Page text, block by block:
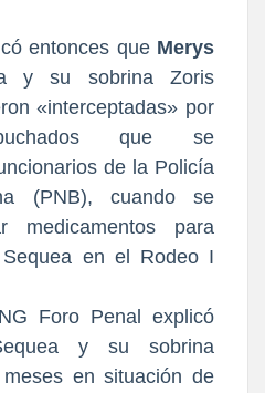
entonces que Merys
y su sobrina Zoris
«interceptadas» por
que se
de la Policía
(PNB), cuando se
medicamentos para
en el Rodeo I
Foro Penal explicó
y su sobrina
en situación de